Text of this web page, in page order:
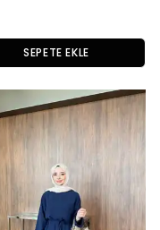
SEPETE EKLE